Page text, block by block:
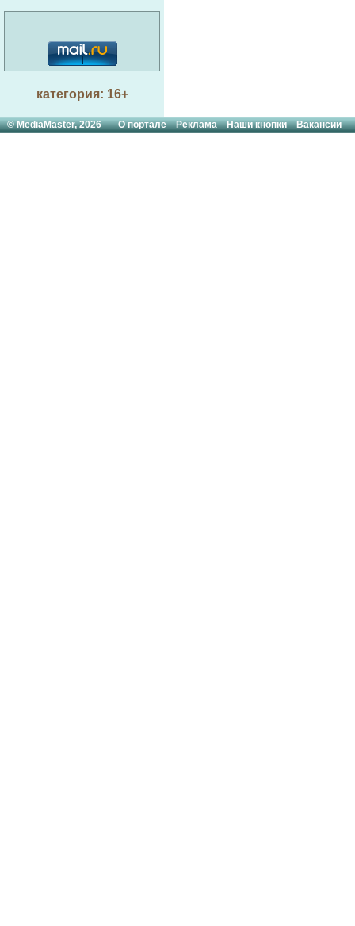
категория: 16+
© MediaMaster, 2026О портале Реклама Наши кнопки Вакансии